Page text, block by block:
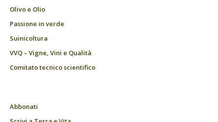
Olivo e Olio
Passione in verde
Suinicoltura
VVQ – Vigne, Vini e Qualità
Comitato tecnico scientifico
Abbonati